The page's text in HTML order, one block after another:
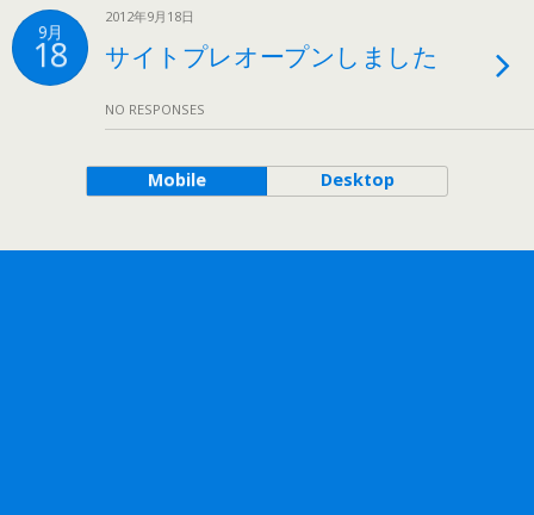
9月
18
2012年9月18日
サイトプレオープンしました
NO RESPONSES
Mobile Desktop